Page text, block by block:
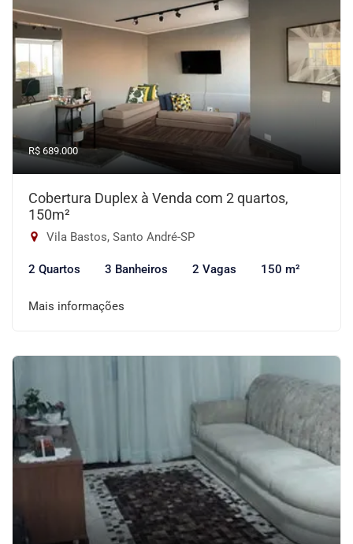
R$ 689.000
Cobertura Duplex à Venda com 2 quartos,
150m²
Vila Bastos, Santo André-SP
2 Quartos 3 Banheiros 2 Vagas 150 m²
Mais informações